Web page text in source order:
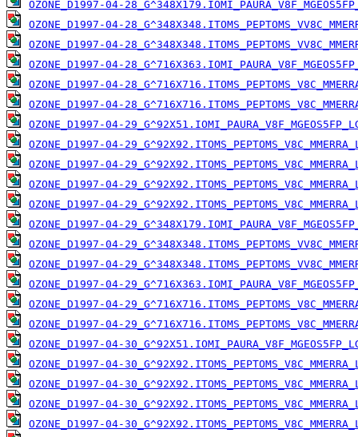
OZONE_D1997-04-
OZONE_D1997-04-
OZONE_D1997-04-
OZONE_D1997-04-
OZONE_D1997-04-
OZONE_D1997-04-
OZONE_D1997-04-
OZONE_D1997-04-
OZONE_D1997-04-
OZONE_D1997-04-
OZONE_D1997-04-
OZONE_D1997-04-
OZONE_D1997-04-
OZONE_D1997-04-
OZONE_D1997-04-
OZONE_D1997-04-
OZONE_D1997-04-
OZONE_D1997-04-
OZONE_D1997-04-
OZONE_D1997-04-
OZONE_D1997-04-
OZONE_D1997-04-